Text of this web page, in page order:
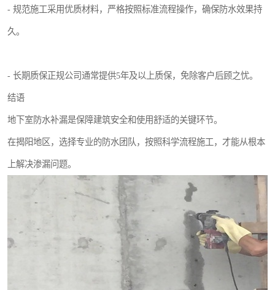
- 规范施工采用优质材料，严格按照标准流程操作，确保防水效果持
久。
- 长期质保正规公司通常提供5年及以上质保，免除客户后顾之忧。
结语
地下室防水补漏是保障建筑安全和使用舒适的关键环节。
在揭阳地区，选择专业的防水团队，按照科学流程施工，才能从根本
上解决渗漏问题。